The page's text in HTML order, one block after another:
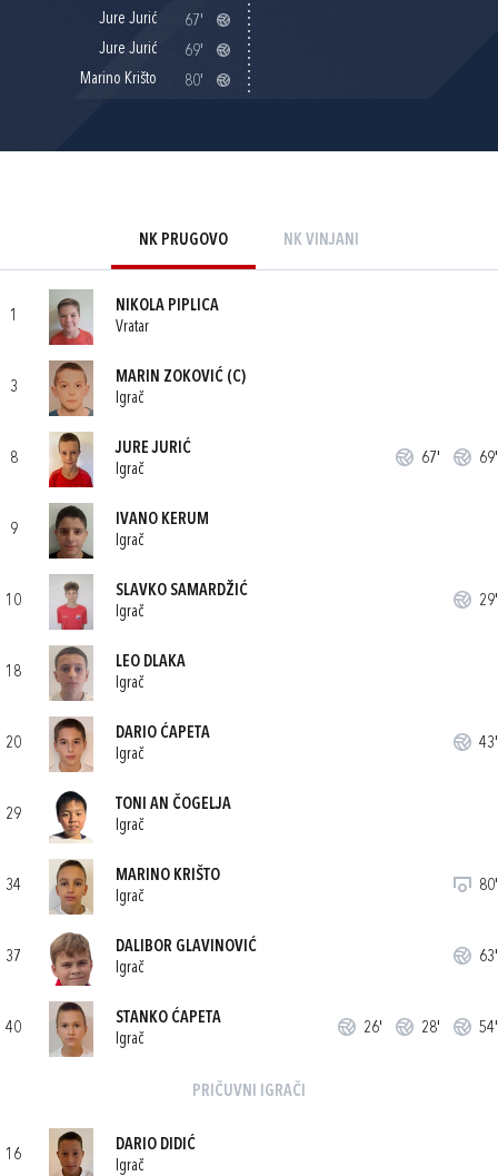
Jure Jurić
67'
Jure Jurić
69'
Marino Krišto
80'
NK PRUGOVO NK VINJANI
1
NIKOLA PIPLICA
Vratar
3
MARIN ZOKOVIĆ (C)
Igrač
8
JURE JURIĆ
Igrač
67' 69'
9
IVANO KERUM
Igrač
10
SLAVKO SAMARDŽIĆ
Igrač
29'
18
LEO DLAKA
Igrač
20
DARIO ĆAPETA
Igrač
43'
29
TONI AN ČOGELJA
Igrač
34
MARINO KRIŠTO
Igrač
80'
37
DALIBOR GLAVINOVIĆ
Igrač
63'
40
STANKO ĆAPETA
Igrač
26' 28' 54'
PRIČUVNI IGRAČI
16
DARIO DIDIĆ
Igrač